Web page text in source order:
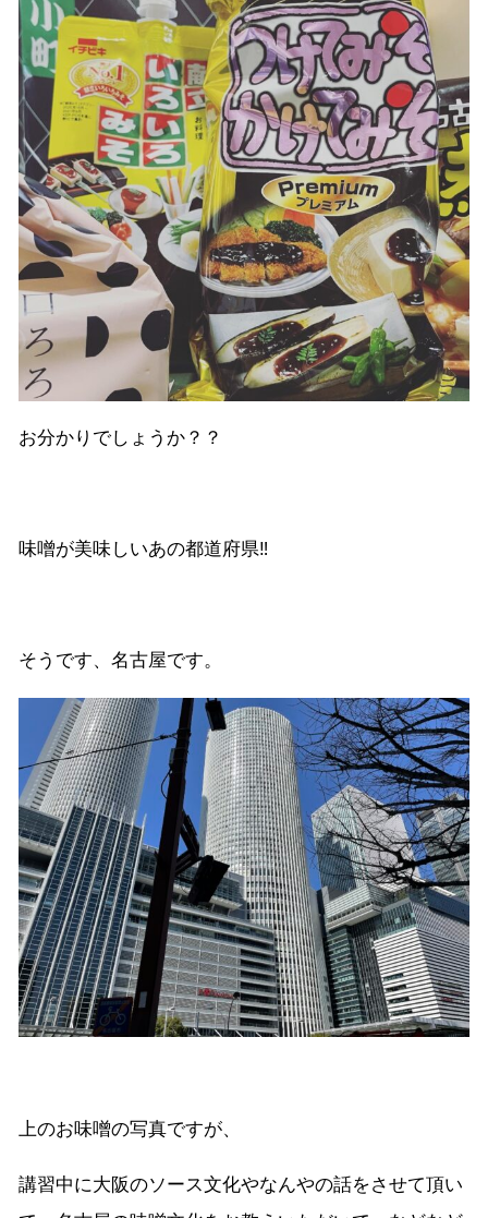
お分かりでしょうか？？
味噌が美味しいあの都道府県‼︎
そうです、名古屋です。
上のお味噌の写真ですが、
講習中に大阪のソース文化やなんやの話をさせて頂い